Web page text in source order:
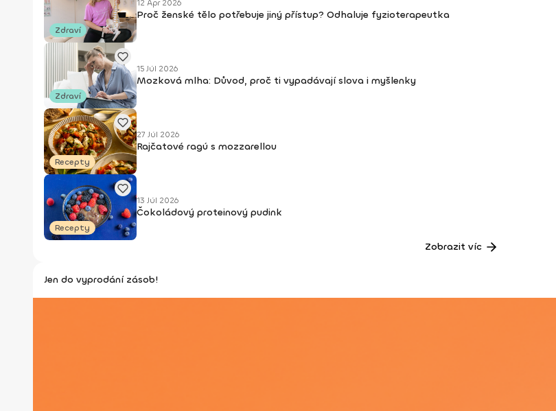
Zdraví
12 Apr 2026
Proč ženské tělo potřebuje jiný přístup? Odhaluje fyzioterapeutka
Zdraví
15 Júl 2026
Mozková mlha: Důvod, proč ti vypadávají slova i myšlenky
Recepty
27 Júl 2026
Rajčatové ragú s mozzarellou
Recepty
13 Júl 2026
Čokoládový proteinový pudink
Zobrazit víc
Jen do vyprodání zásob!